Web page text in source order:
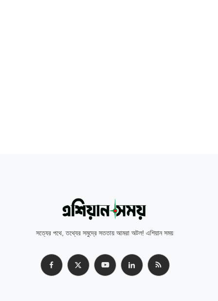
সত্যের পথে, তথ্যের সমুদ্রে সততায় আমরা অটল! এশিয়ান সময়